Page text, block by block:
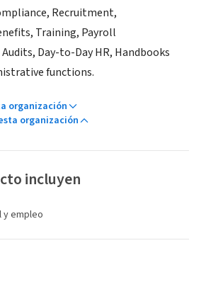
Recruitment,
Training, Payroll
Day-to-Day HR, Handbooks
functions.
organización
organización
incluyen
y empleo